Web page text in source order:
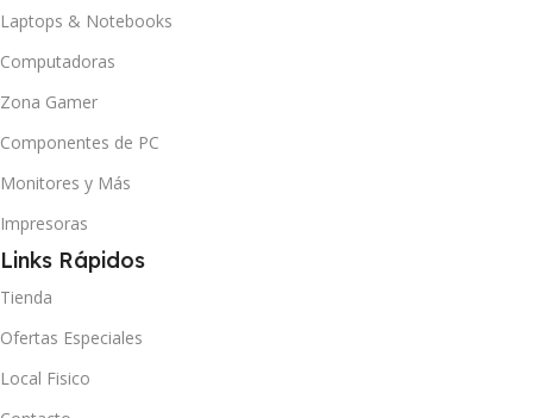
Laptops & Notebooks
Computadoras
Zona Gamer
Componentes de PC
Monitores y Más
Impresoras
Links Rápidos
Tienda
Ofertas Especiales
Local Fisico